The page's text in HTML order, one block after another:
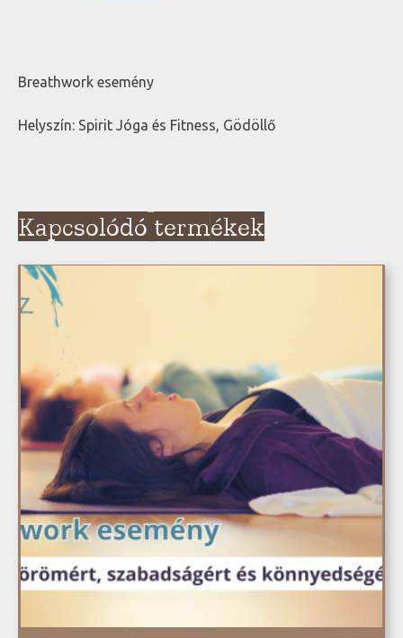
megteremtéséért
Breathwork esemény
Helyszín: Spirit Jóga és Fitness, Gödöllő
Kapcsolódó termékek